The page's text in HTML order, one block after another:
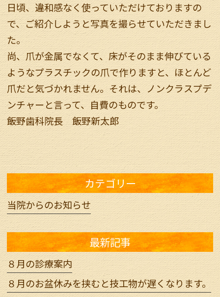
日頃、違和感なく使っていただけておりますの
で、ご紹介しようと写真を撮らせていただきまし
た。
尚、爪が金属でなくて、床がそのまま伸びている
ようなプラスチックの爪で作りますと、ほとんど
爪だと気づかれません。それは、ノンクラスプデ
ンチャーと言って、自費のものです。
飯野歯科院長 飯野新太郎
カテゴリー
当院からのお知らせ
最新記事
８月の診療案内
８月のお盆休みを挟むと技工物が遅くなります。